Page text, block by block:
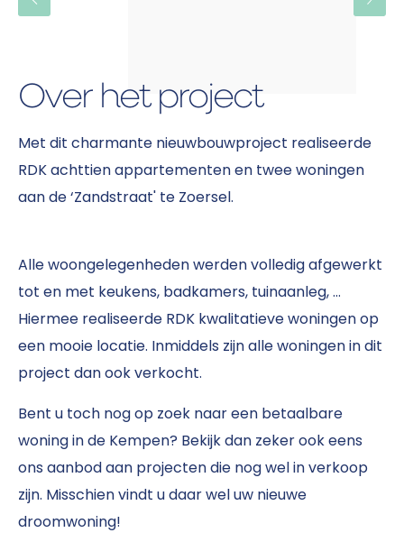
Over het project
Met dit charmante nieuwbouwproject realiseerde
RDK achttien appartementen en twee woningen
aan de ‘Zandstraat' te Zoersel.
Alle woongelegenheden werden volledig afgewerkt
tot en met keukens, badkamers, tuinaanleg, …
Hiermee realiseerde RDK kwalitatieve woningen op
een mooie locatie. Inmiddels zijn alle woningen in dit
project dan ook verkocht.
Bent u toch nog op zoek naar een betaalbare
woning in de Kempen? Bekijk dan zeker ook eens
ons aanbod aan projecten die nog wel in verkoop
zijn. Misschien vindt u daar wel uw nieuwe
droomwoning!